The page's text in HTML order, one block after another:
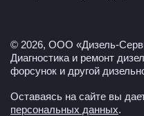
© 2026, ООО «Дизель-
Диагностика и ремонт
форсунок и другой
Оставаясь на сайте вы
персональных данных.